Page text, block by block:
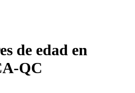
de edad en
QC